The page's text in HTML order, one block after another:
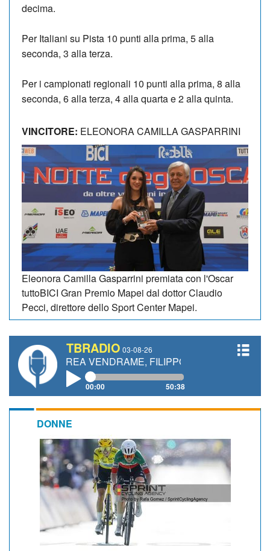
decima.
Per Italiani su Pista 10 punti alla prima, 5 alla
seconda, 3 alla terza.
Per i campionati regionali 10 punti alla prima, 8 alla
seconda, 6 alla terza, 4 alla quarta e 2 alla quinta.
VINCITORE: ELEONORA CAMILLA GASPARRINI
Eleonora Camilla Gasparrini premiata con l'Oscar
tuttoBICI Gran Premio Mapei dal dottor Claudio
Pecci, direttore dello Sport Center Mapei.
TBRADIO 03-08-26
VENDRAME, FILIPPO FIORELLI
00:00 50:38
DONNE